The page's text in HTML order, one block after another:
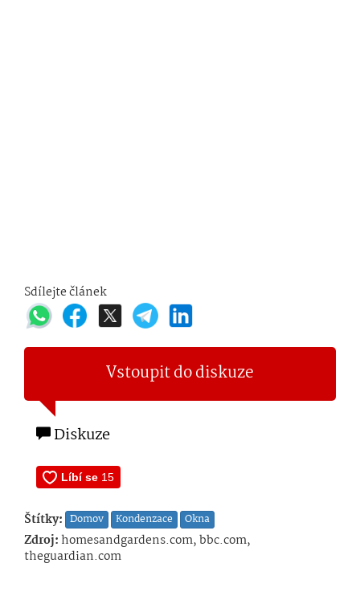
Sdílejte článek
Vstoupit do diskuze
Diskuze
Štítky: Domov Kondenzace Okna
Zdroj:homesandgardens.com, bbc.com,
theguardian.com